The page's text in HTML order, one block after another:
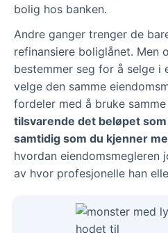
bolig hos banken.
Andre ganger trenger de
refinansiere boliglånet. Men
bestemmer seg for å selge i
velge den samme
fordeler med å bruke
tilsvarende det beløpet
samtidig som du kjenner
hvordan
av hvor profesjonelle han